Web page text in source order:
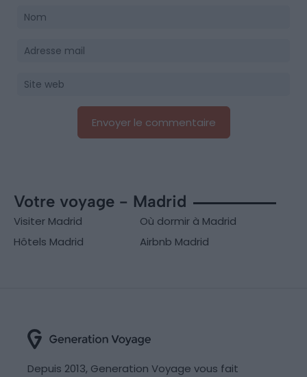
Votre voyage - Madrid
Visiter Madrid
Où dormir à Madrid
Hôtels Madrid
Airbnb Madrid
Depuis 2013, Generation Voyage vous fait